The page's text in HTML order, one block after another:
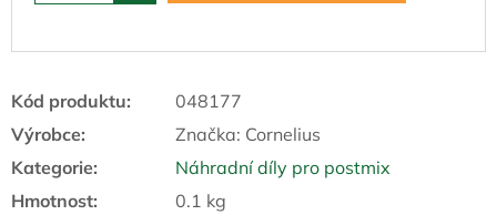
Kód produktu:
048177
Výrobce:
Značka: Cornelius
Kategorie:
Náhradní díly pro postmix
Hmotnost: 0.1 kg